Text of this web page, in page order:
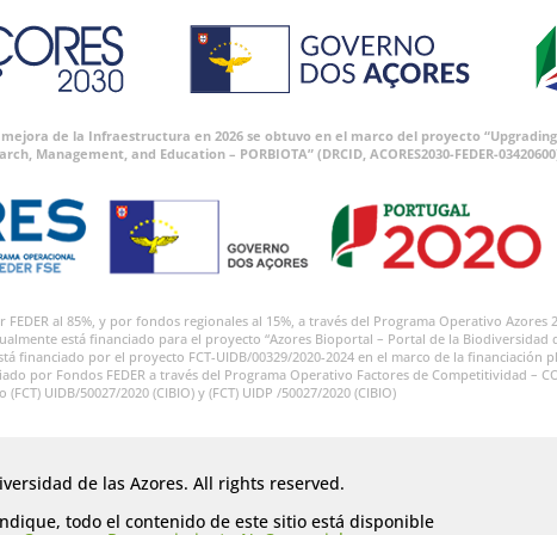
de la Infraestructura en 2026 se obtuvo en el marco del proyecto
Management, and Education – PORBIOTA” (DRCID, ACORES2030-FEDER-
al 85%, y por fondos regionales al 15%, a través del Programa Operativo Azores
está financiado para el proyecto “Azores Bioportal – Portal de la Biodiversidad de
financiado por el proyecto FCT-UIDB/00329/2020-2024 en el marco de la financiación
por Fondos FEDER a través del Programa Operativo Factores de Competitividad –
UIDB/50027/2020 (CIBIO) y (FCT) UIDP /50027/2020 (CIBIO)
de las Azores. All rights reserved.
todo el contenido de este sitio está disponible